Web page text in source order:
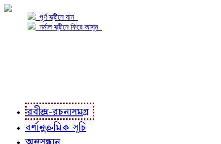
পূর্ণ স্ক্রীনে যান
নর্মাল স্ক্রীনে ফিরে আসুন
রবীন্দ্র-রচনাসমগ্র
বর্ণানুক্রমিক সূচি